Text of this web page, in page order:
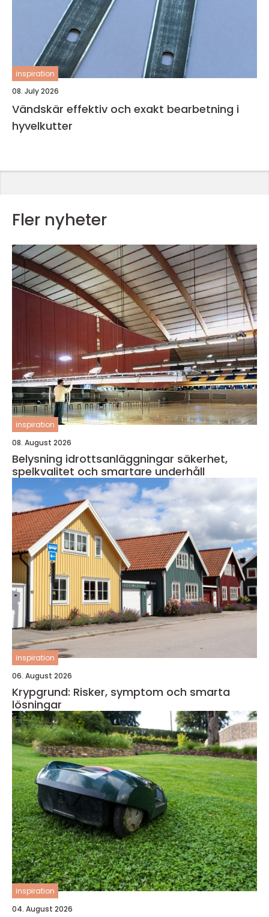
inspiration
08. July 2026
Vändskär effektiv och exakt bearbetning i
hyvelkutter
Fler nyheter
inspiration
08. August 2026
Belysning idrottsanläggningar säkerhet,
spelkvalitet och smartare underhåll
inspiration
06. August 2026
Krypgrund: Risker, symptom och smarta
lösningar
inspiration
04. August 2026